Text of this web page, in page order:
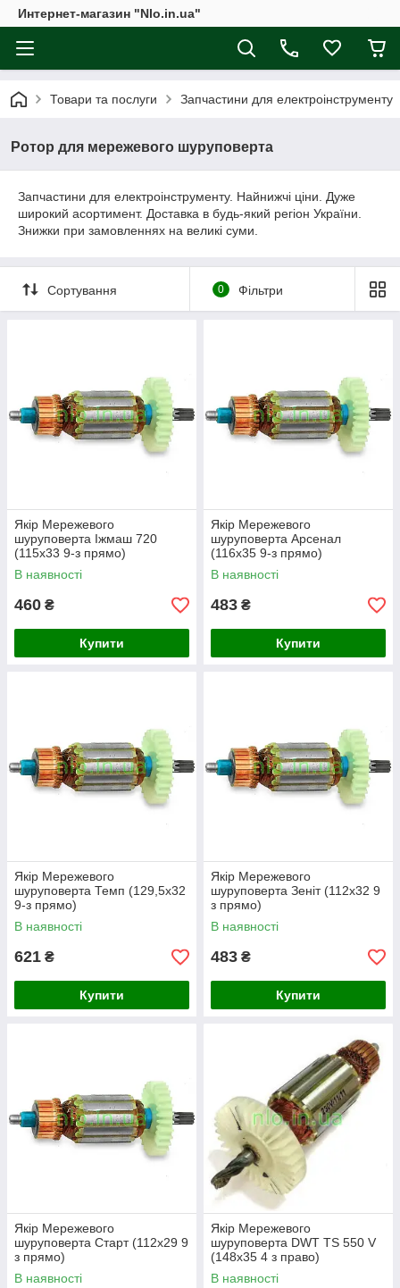
Интернет-магазин "Nlo.in.ua"
Товари та послуги Запчастини для електроінструменту
Ротор для мережевого шуруповерта
Запчастини для електроінструменту. Найнижчі ціни. Дуже
широкий асортимент. Доставка в будь-який регіон України.
Знижки при замовленнях на великі суми.
Сортування 0 Фільтри
Якір Мережевого
шуруповерта Іжмаш 720
(115х33 9-з прямо)
В наявності
460 ₴
Купити
Якір Мережевого
шуруповерта Арсенал
(116х35 9-з прямо)
В наявності
483 ₴
Купити
Якір Мережевого
шуруповерта Темп (129,5х32
9-з прямо)
В наявності
621 ₴
Купити
Якір Мережевого
шуруповерта Зеніт (112х32 9
з прямо)
В наявності
483 ₴
Купити
Якір Мережевого
шуруповерта Старт (112х29 9
з прямо)
В наявності
Якір Мережевого
шуруповерта DWT TS 550 V
(148х35 4 з право)
В наявності